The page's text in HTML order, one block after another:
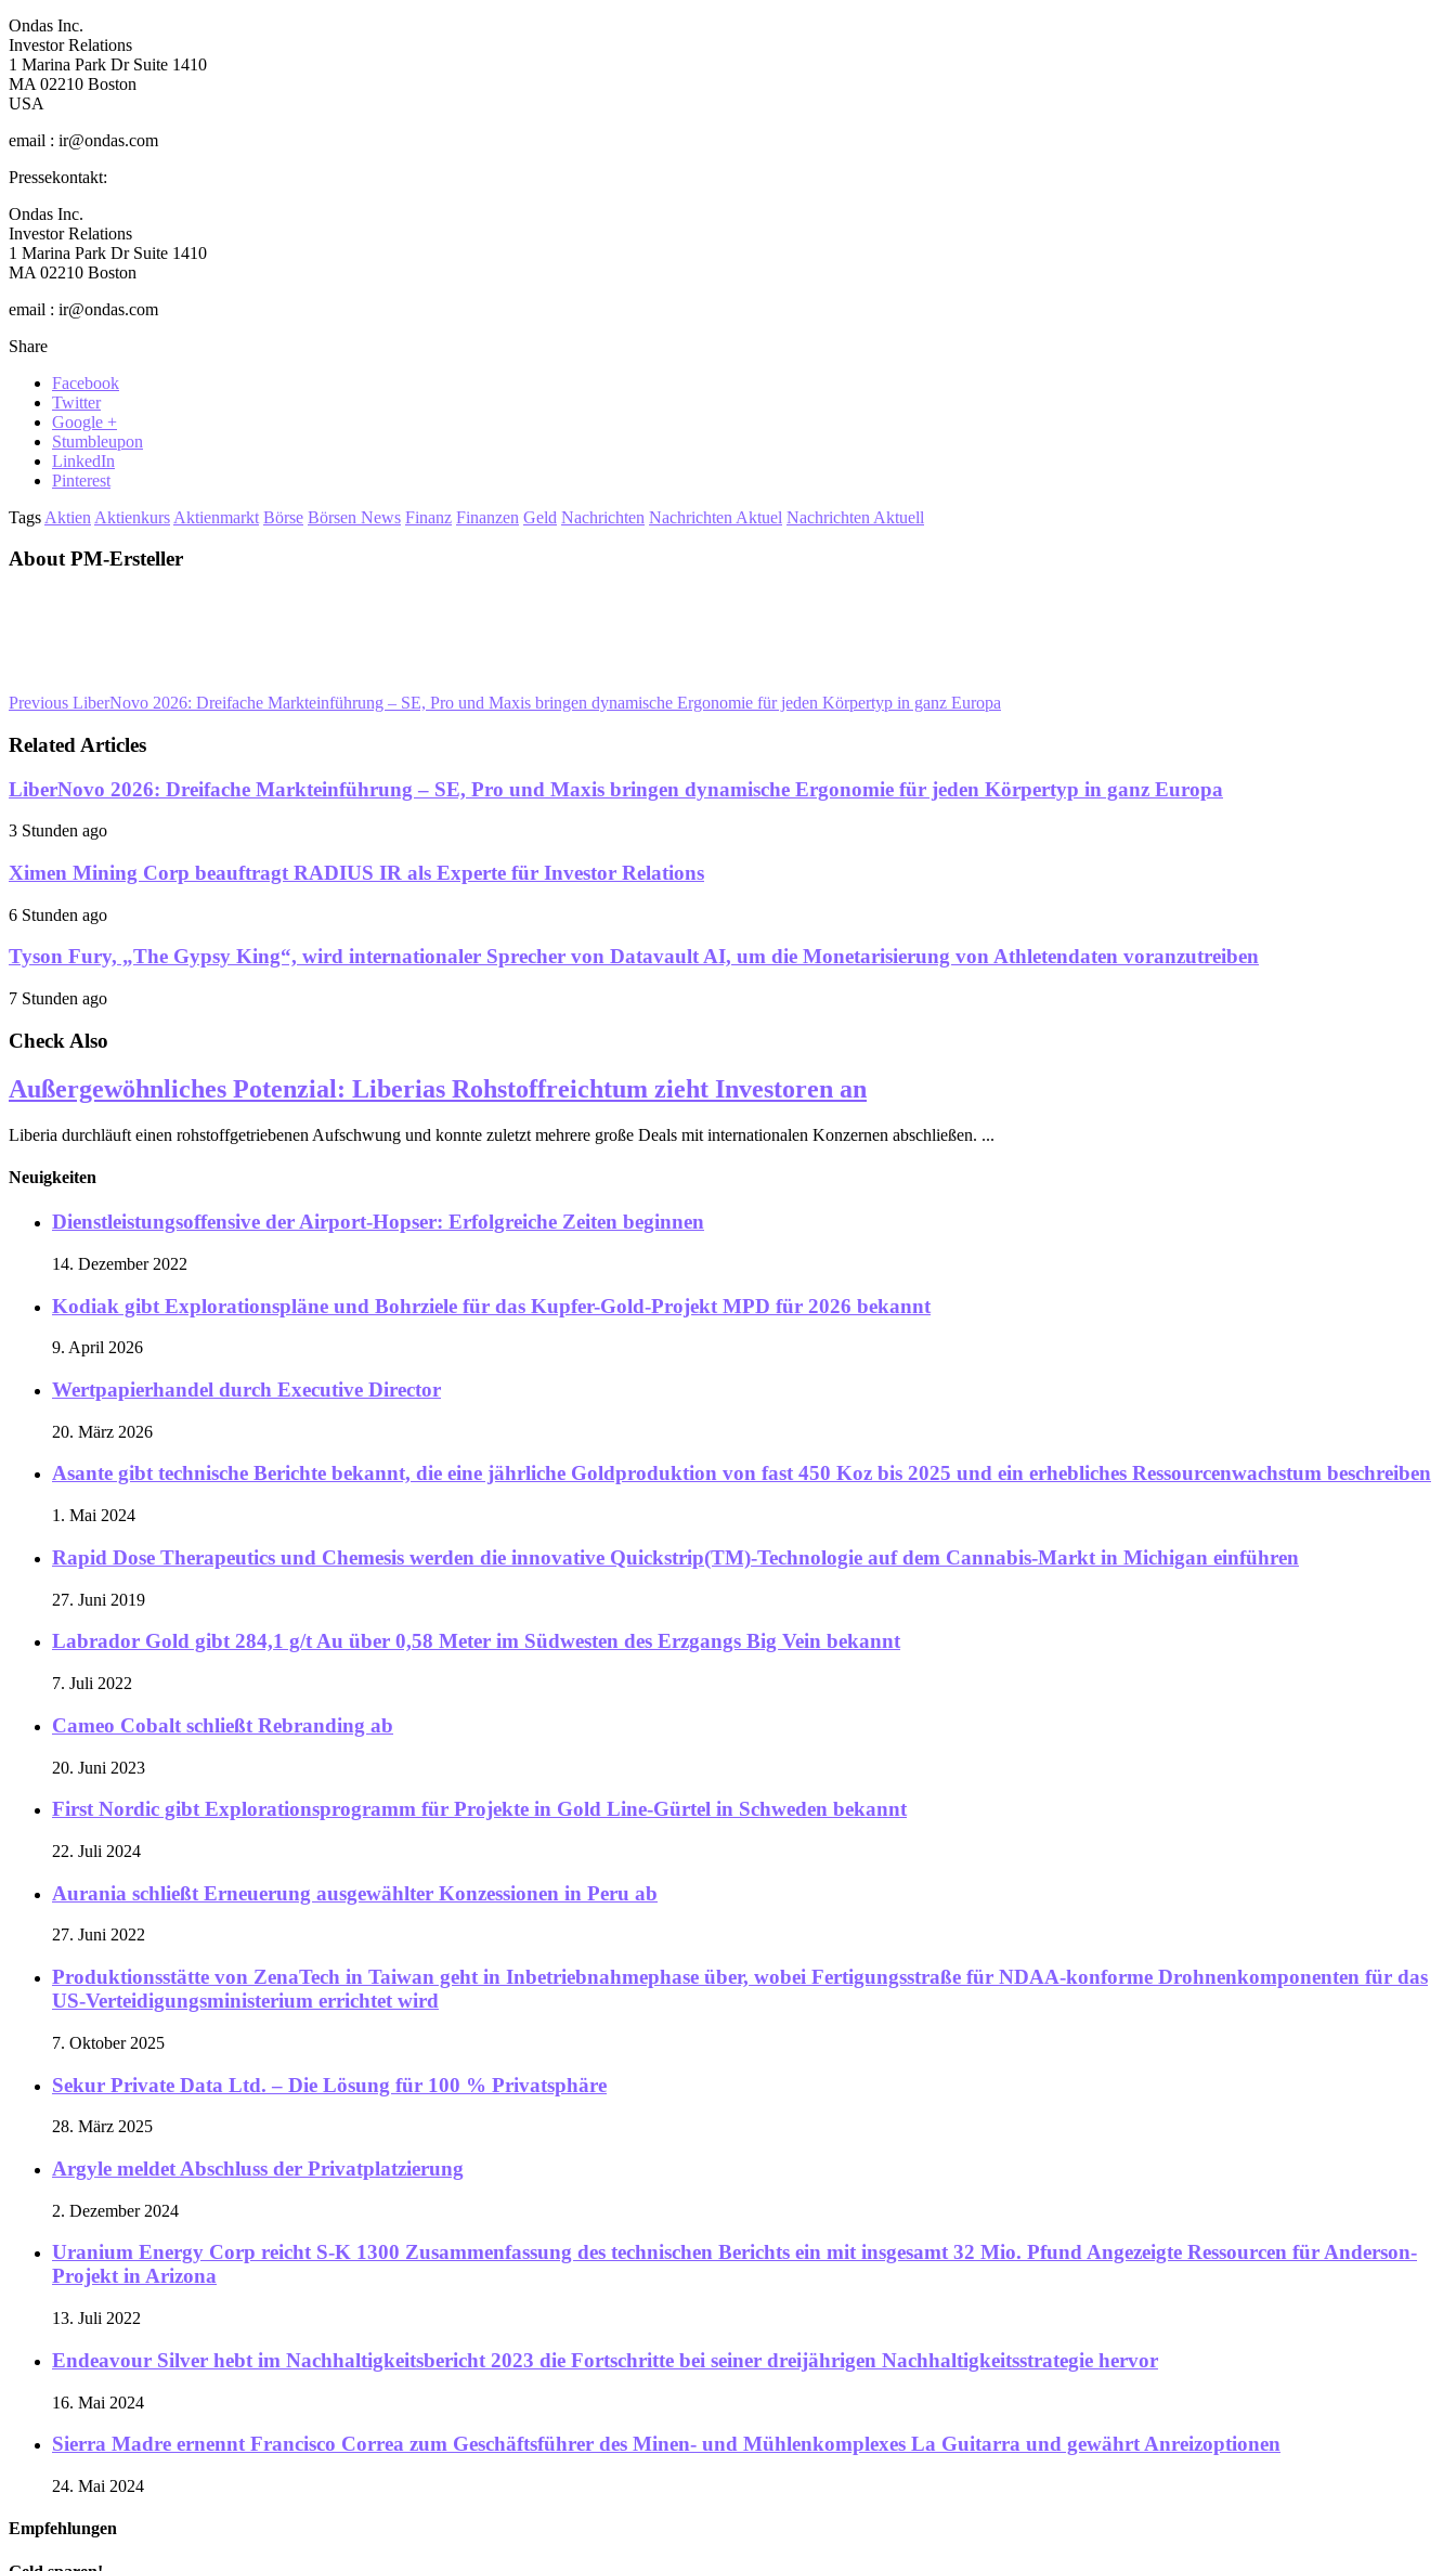
Ondas Inc.
Investor Relations
1 Marina Park Dr Suite 1410
MA 02210 Boston
USA
email : ir@ondas.com
Pressekontakt:
Ondas Inc.
Investor Relations
1 Marina Park Dr Suite 1410
MA 02210 Boston
email : ir@ondas.com
Share
Facebook
Twitter
Google +
Stumbleupon
LinkedIn
Pinterest
Tags Aktien Aktienkurs Aktienmarkt Börse Börsen News Finanz Finanzen Geld Nachrichten Nachrichten Aktuel Nachrichten Aktuell
About PM-Ersteller
Previous LiberNovo 2026: Dreifache Markteinführung – SE, Pro und Maxis bringen dynamische Ergonomie für jeden Körpertyp in ganz Europa
Related Articles
LiberNovo 2026: Dreifache Markteinführung – SE, Pro und Maxis bringen dynamische Ergonomie für jeden Körpertyp in ganz Europa
3 Stunden ago
Ximen Mining Corp beauftragt RADIUS IR als Experte für Investor Relations
6 Stunden ago
Tyson Fury, „The Gypsy King“, wird internationaler Sprecher von Datavault AI, um die Monetarisierung von Athletendaten voranzutreiben
7 Stunden ago
Check Also
Außergewöhnliches Potenzial: Liberias Rohstoffreichtum zieht Investoren an
Liberia durchläuft einen rohstoffgetriebenen Aufschwung und konnte zuletzt mehrere große Deals mit internationalen Konzernen abschließen. ...
Neuigkeiten
Dienstleistungsoffensive der Airport-Hopser: Erfolgreiche Zeiten beginnen
14. Dezember 2022
Kodiak gibt Explorationspläne und Bohrziele für das Kupfer-Gold-Projekt MPD für 2026 bekannt
9. April 2026
Wertpapierhandel durch Executive Director
20. März 2026
Asante gibt technische Berichte bekannt, die eine jährliche Goldproduktion von fast 450 Koz bis 2025 und ein erhebliches Ressourcenwachstum beschreiben
1. Mai 2024
Rapid Dose Therapeutics und Chemesis werden die innovative Quickstrip(TM)-Technologie auf dem Cannabis-Markt in Michigan einführen
27. Juni 2019
Labrador Gold gibt 284,1 g/t Au über 0,58 Meter im Südwesten des Erzgangs Big Vein bekannt
7. Juli 2022
Cameo Cobalt schließt Rebranding ab
20. Juni 2023
First Nordic gibt Explorationsprogramm für Projekte in Gold Line-Gürtel in Schweden bekannt
22. Juli 2024
Aurania schließt Erneuerung ausgewählter Konzessionen in Peru ab
27. Juni 2022
Produktionsstätte von ZenaTech in Taiwan geht in Inbetriebnahmephase über, wobei Fertigungsstraße für NDAA-konforme Drohnenkomponenten für das
US-Verteidigungsministerium errichtet wird
7. Oktober 2025
Sekur Private Data Ltd. – Die Lösung für 100 % Privatsphäre
28. März 2025
Argyle meldet Abschluss der Privatplatzierung
2. Dezember 2024
Uranium Energy Corp reicht S-K 1300 Zusammenfassung des technischen Berichts ein mit insgesamt 32 Mio. Pfund Angezeigte Ressourcen für Anderson-
Projekt in Arizona
13. Juli 2022
Endeavour Silver hebt im Nachhaltigkeitsbericht 2023 die Fortschritte bei seiner dreijährigen Nachhaltigkeitsstrategie hervor
16. Mai 2024
Sierra Madre ernennt Francisco Correa zum Geschäftsführer des Minen- und Mühlenkomplexes La Guitarra und gewährt Anreizoptionen
24. Mai 2024
Empfehlungen